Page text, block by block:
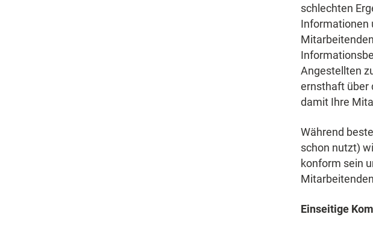
schlechten
Informationen
Angestellten
ernsthaft über
damit Ihre
Während
schon nutzt)
konform sein
Einseitige